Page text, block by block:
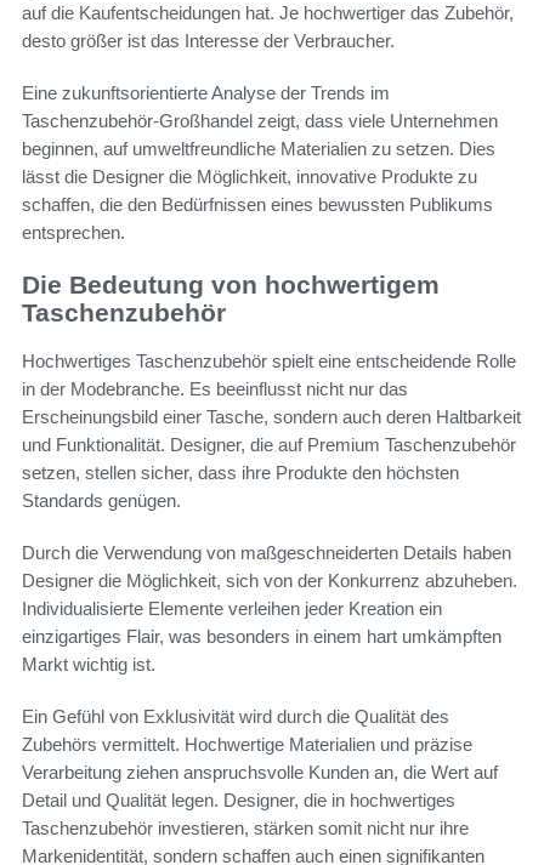
auf die Kaufentscheidungen hat. Je hochwertiger das Zubehör,
desto größer ist das Interesse der Verbraucher.
Eine zukunftsorientierte Analyse der Trends im
Taschenzubehör-Großhandel zeigt, dass viele Unternehmen
beginnen, auf umweltfreundliche Materialien zu setzen. Dies
lässt die Designer die Möglichkeit, innovative Produkte zu
schaffen, die den Bedürfnissen eines bewussten Publikums
entsprechen.
Die Bedeutung von hochwertigem
Taschenzubehör
Hochwertiges Taschenzubehör spielt eine entscheidende Rolle
in der Modebranche. Es beeinflusst nicht nur das
Erscheinungsbild einer Tasche, sondern auch deren Haltbarkeit
und Funktionalität. Designer, die auf Premium Taschenzubehör
setzen, stellen sicher, dass ihre Produkte den höchsten
Standards genügen.
Durch die Verwendung von maßgeschneiderten Details haben
Designer die Möglichkeit, sich von der Konkurrenz abzuheben.
Individualisierte Elemente verleihen jeder Kreation ein
einzigartiges Flair, was besonders in einem hart umkämpften
Markt wichtig ist.
Ein Gefühl von Exklusivität wird durch die Qualität des
Zubehörs vermittelt. Hochwertige Materialien und präzise
Verarbeitung ziehen anspruchsvolle Kunden an, die Wert auf
Detail und Qualität legen. Designer, die in hochwertiges
Taschenzubehör investieren, stärken somit nicht nur ihre
Markenidentität, sondern schaffen auch einen signifikanten